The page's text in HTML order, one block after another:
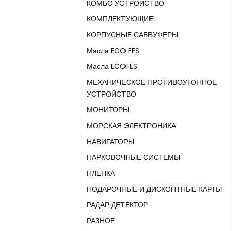
КОМБО УСТРОЙСТВО
КОМПЛЕКТУЮЩИЕ
КОРПУСНЫЕ САБВУФЕРЫ
Масла ECO FES
Масла ECOFES
МЕХАНИЧЕСКОЕ ПРОТИВОУГОННОЕ
УСТРОЙСТВО
МОНИТОРЫ
МОРСКАЯ ЭЛЕКТРОНИКА
НАВИГАТОРЫ
ПАРКОВОЧНЫЕ СИСТЕМЫ
ПЛЕНКА
ПОДАРОЧНЫЕ И ДИСКОНТНЫЕ КАРТЫ
РАДАР ДЕТЕКТОР
РАЗНОЕ